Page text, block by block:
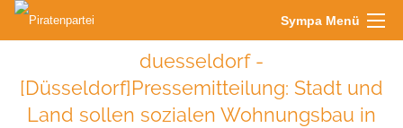
Sympa Menü
duesseldorf -
[Düsseldorf]Pressemitteilung: Stadt und
Land sollen sozialen Wohnungsbau in